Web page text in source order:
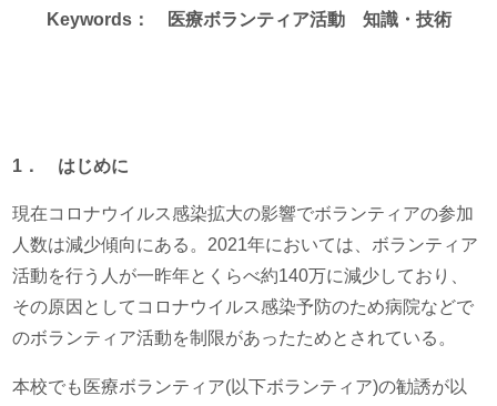
Keywords： 医療ボランティア活動 知識・技術
1 ． はじめに
現在コロナウイルス感染拡大の影響でボランティアの参加
人数は減少傾向にある。2021年においては、ボランティア
活動を行う人が一昨年とくらべ約140万に減少しており、
その原因としてコロナウイルス感染予防のため病院などで
のボランティア活動を制限があったためとされている。
本校でも医療ボランティア(以下ボランティア)の勧誘が以